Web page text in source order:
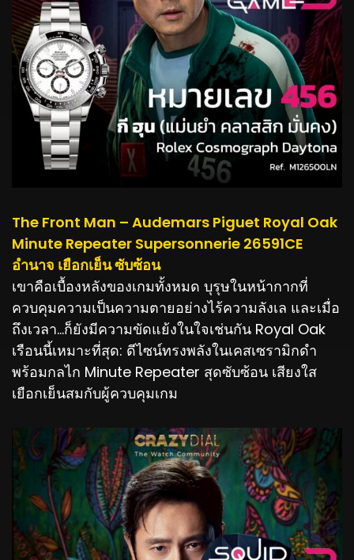
The Front Man – Audemars Piguet Royal Oak
Minute Repeater Supersonnerie 26591CE
อำนาจ เยือกเย็น ซับซ้อน
เขาคือเบื้องหลังของเกมทั้งหมด บุรุษในหน้ากากที่
ควบคุมความเป็นความตายอย่างไร้ความลังเล และเมื่อ
ถึงเวลา…ก็ยังมีความขัดแย้งในใจเช่นกัน Royal Oak
เรือนนี้เหมาะที่สุด: ดีไซน์ทรงพลังในเคสเซรามิกดำ
พร้อมกลไก Minute Repeater สุดซับซ้อน เสียงใส
เยือกเย็นสมกับผู้ควบคุมเกม